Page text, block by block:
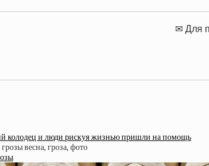
✉ Для
колодец и люди рискуя жизнью пришли на помощь